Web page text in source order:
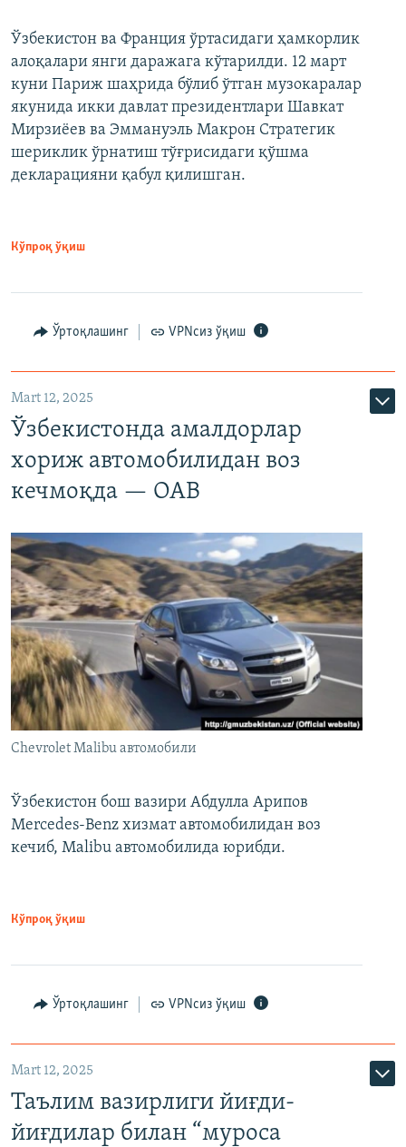
Ўзбекистон ва Франция ўртасидаги ҳамкорлик
алоқалари янги даражага кўтарилди. 12 март
куни Париж шаҳрида бўлиб ўтган музокаралар
якунида икки давлат президентлари Шавкат
Мирзиёев ва Эммануэль Макрон Стратегик
шериклик ўрнатиш тўғрисидаги қўшма
декларацияни қабул қилишган.
Кўпроқ ўқиш
Ўртоқлашинг VPNсиз ўқиш
Mart 12, 2025
Ўзбекистонда амалдорлар
хориж автомобилидан воз
кечмоқда — ОАВ
Chevrolet Malibu автомобили
Ўзбекистон бош вазири Абдулла Арипов
Mercedes-Benz хизмат автомобилидан воз
кечиб, Malibu автомобилида юрибди.
Кўпроқ ўқиш
Ўртоқлашинг VPNсиз ўқиш
Mart 12, 2025
Таълим вазирлиги йиғди-
йиғдилар билан “муроса